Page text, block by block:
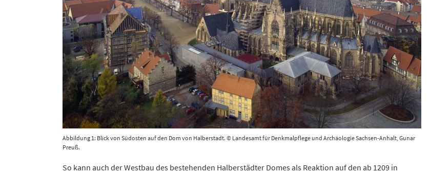
Abbildung 1: Blick von Südosten auf den Dom von Halberstadt. © Landesamt für Denkmalpflege und Archäologie Sachsen-Anhalt, Gunar
Preuß.
So kann auch der Westbau des bestehenden Halberstädter Domes als Reaktion auf den ab 1209 in